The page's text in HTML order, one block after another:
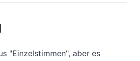
"Einzelstimmen", aber es